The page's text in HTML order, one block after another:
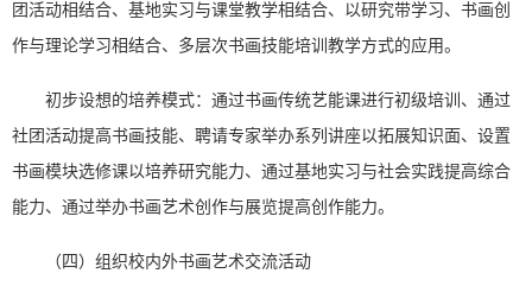
团活动相结合、基地实习与课堂教学相结合、以研究带学习、书画创
作与理论学习相结合、多层次书画技能培训教学方式的应用。
初步设想的培养模式：通过书画传统艺能课进行初级培训、通过
社团活动提高书画技能、聘请专家举办系列讲座以拓展知识面、设置
书画模块选修课以培养研究能力、通过基地实习与社会实践提高综合
能力、通过举办书画艺术创作与展览提高创作能力。
（四）组织校内外书画艺术交流活动